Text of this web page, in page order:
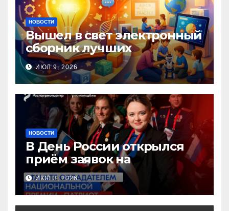
НОВОСТИ
Вышел в свет электронный
сборник лучших
инновационных практик
педагогов дошкольного
образования!
ИЮЛ 9, 2026
НОВОСТИ
В День России открылся
приём заявок на
Национальную премию
«Патриот»
ИЮЛ 3, 2026